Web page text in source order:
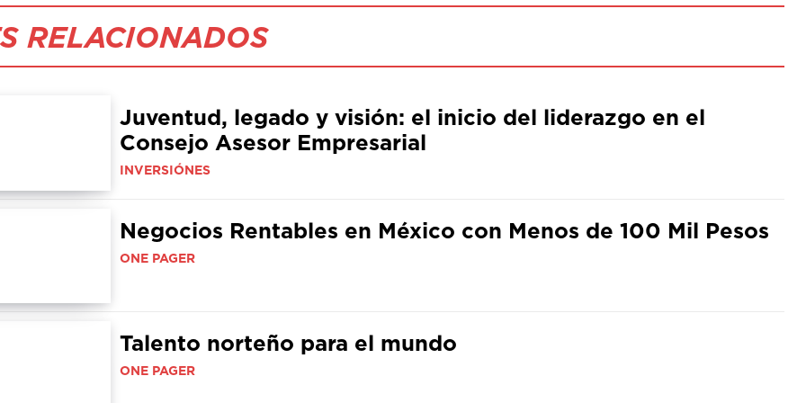
RELACIONADOS
Juventud, legado y visión: el inicio del liderazgo en el
Consejo Asesor Empresarial
INVERSIÓNES
Negocios Rentables en México con Menos de 100 Mil Pesos
ONE PAGER
Talento norteño para el mundo
ONE PAGER